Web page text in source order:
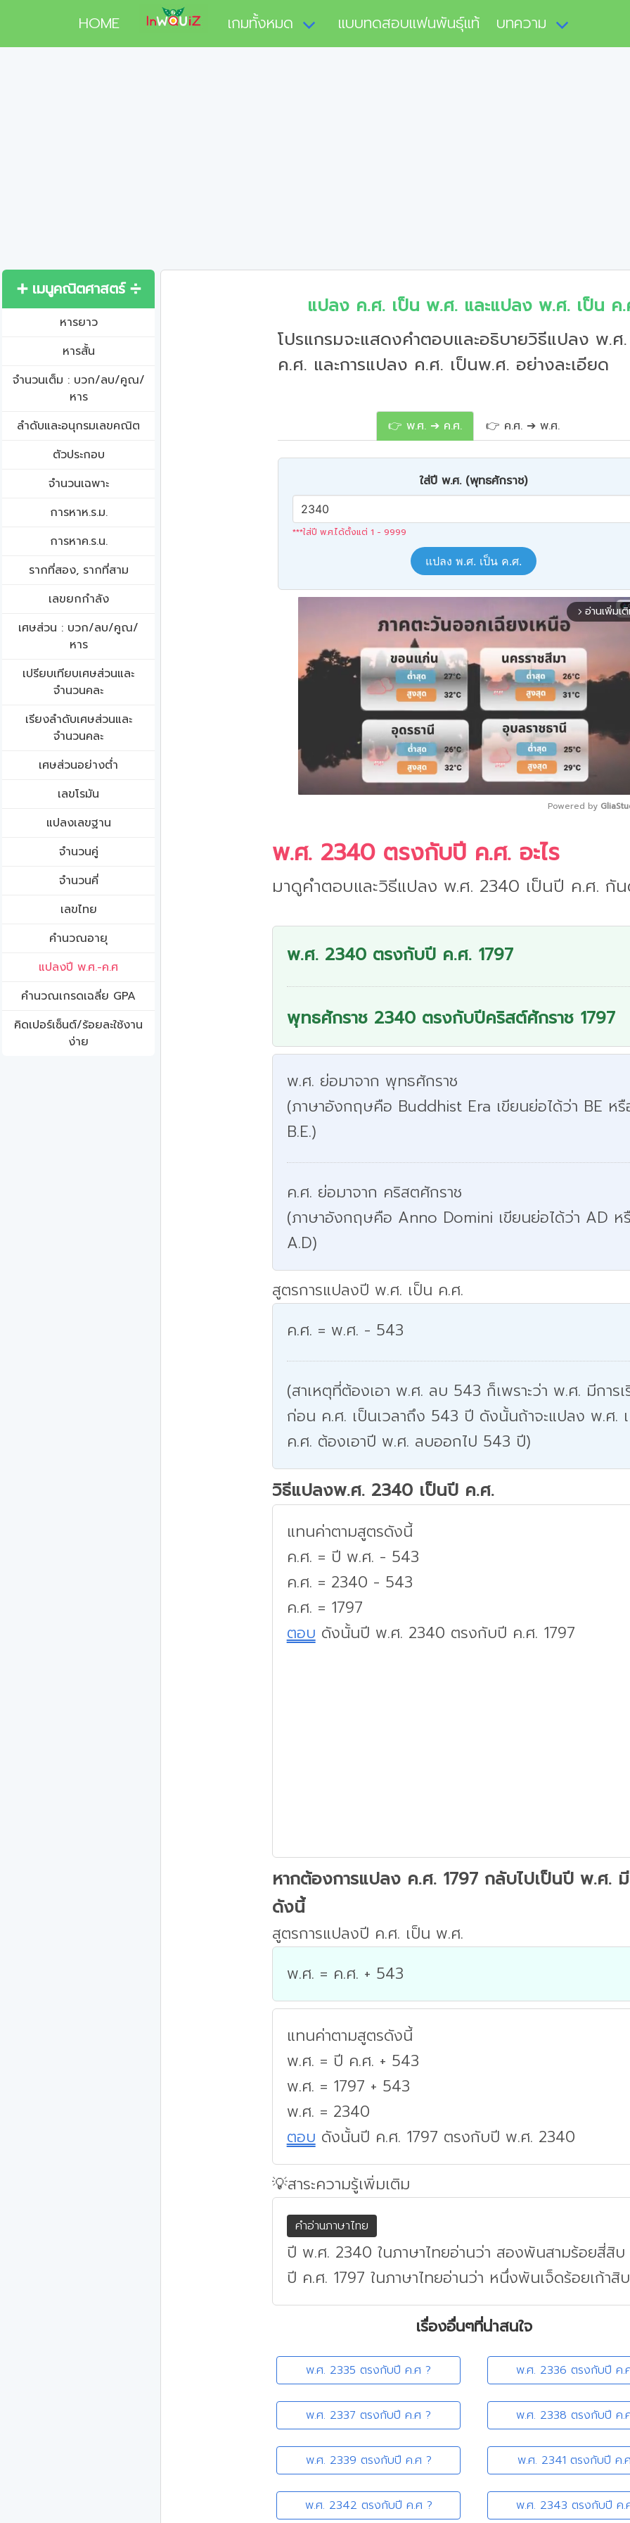
HOME เกมทั้งหมด แบบทดสอบแฟนพันธุ์แท้ บทความ
➕ เมนูคณิตศาสตร์ ➗
หารยาว
หารสั้น
จำนวนเต็ม : บวก/ลบ/คูณ/
หาร
ลำดับและอนุกรมเลขคณิต
ตัวประกอบ
จำนวนเฉพาะ
การหาห.ร.ม.
การหาค.ร.น.
รากที่สอง, รากที่สาม
เลขยกกำลัง
เศษส่วน : บวก/ลบ/คูณ/
หาร
เปรียบเทียบเศษส่วนและ
จำนวนคละ
เรียงลำดับเศษส่วนและ
จำนวนคละ
เศษส่วนอย่างต่ำ
เลขโรมัน
แปลงเลขฐาน
จำนวนคู่
จำนวนคี่
เลขไทย
คำนวณอายุ
แปลงปี พ.ศ.-ค.ศ
คํานวณเกรดเฉลี่ย GPA
คิดเปอร์เซ็นต์/ร้อยละใช้งาน
ง่าย
แปลง ค.ศ. เป็น พ.ศ. และแปลง พ.ศ. เป็น ค.
โปรแกรมจะแสดงคำตอบและอธิบายวิธีแปลง พ.ศ
ค.ศ. และการแปลง ค.ศ. เป็นพ.ศ. อย่างละเอียด
👉 พ.ศ. ➔ ค.ศ. 👉 ค.ศ. ➔ พ.ศ.
ใส่ปี พ.ศ. (พุทธศักราช)
***ใส่ปี พ.ศ.ได้ตั้งแต่ 1 - 9999
แปลง พ.ศ. เป็น ค.ศ.
arrow_forward_ios อ่านเพิ่มเ
Powered by
พ.ศ. 2340 ตรงกับปี ค.ศ. อะไร
มาดูคำตอบและวิธีแปลง พ.ศ. 2340 เป็นปี ค.ศ. กั
พ.ศ. 2340 ตรงกับปี ค.ศ. 1797
พุทธศักราช 2340 ตรงกับปีคริสต์ศักราช 1797
พ.ศ. ย่อมาจาก พุทธศักราช
(ภาษาอังกฤษคือ Buddhist Era เขียนย่อได้ว่า BE ห
B.E.)
ค.ศ. ย่อมาจาก คริสตศักราช
(ภาษาอังกฤษคือ Anno Domini เขียนย่อได้ว่า AD ห
A.D)
สูตรการแปลงปี พ.ศ. เป็น ค.ศ.
ค.ศ. = พ.ศ. - 543
(สาเหตุที่ต้องเอา พ.ศ. ลบ 543 ก็เพราะว่า พ.ศ. มีการเ
ก่อน ค.ศ. เป็นเวลาถึง 543 ปี ดังนั้นถ้าจะแปลง พ.ศ.
ค.ศ. ต้องเอาปี พ.ศ. ลบออกไป 543 ปี)
วิธีแปลงพ.ศ. 2340 เป็นปี ค.ศ.
แทนค่าตามสูตรดังนี้
ค.ศ. = ปี พ.ศ. - 543
ค.ศ. = 2340 - 543
ค.ศ. = 1797
ตอบ ดังนั้นปี พ.ศ. 2340 ตรงกับปี ค.ศ. 1797
หากต้องการแปลง ค.ศ. 1797 กลับไปเป็นปี พ.ศ.
ดังนี้
สูตรการแปลงปี ค.ศ. เป็น พ.ศ.
พ.ศ. = ค.ศ. + 543
แทนค่าตามสูตรดังนี้
พ.ศ. = ปี ค.ศ. + 543
พ.ศ. = 1797 + 543
พ.ศ. = 2340
ตอบ ดังนั้นปี ค.ศ. 1797 ตรงกับปี พ.ศ. 2340
💡สาระความรู้เพิ่มเติม
คำอ่านภาษาไทย
ปี พ.ศ. 2340 ในภาษาไทยอ่านว่า สองพันสามร้อยสี่สิบ
ปี ค.ศ. 1797 ในภาษาไทยอ่านว่า หนึ่งพันเจ็ดร้อยเก้าสิ
เรื่องอื่นๆที่น่าสนใจ
พ.ศ. 2335 ตรงกับปี ค.ศ ? พ.ศ. 2336 ตรงกับปี ค.
พ.ศ. 2337 ตรงกับปี ค.ศ ? พ.ศ. 2338 ตรงกับปี ค.
พ.ศ. 2339 ตรงกับปี ค.ศ ? พ.ศ. 2341 ตรงกับปี ค.
พ.ศ. 2342 ตรงกับปี ค.ศ ? พ.ศ. 2343 ตรงกับปี ค.